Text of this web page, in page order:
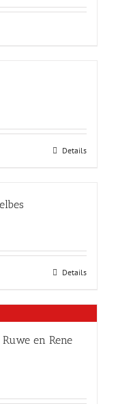
Details
Details
en Rene